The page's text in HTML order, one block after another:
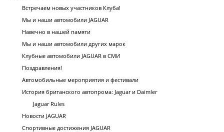
Встречаем новых участников Клуба!
Мы и наши автомобили JAGUAR
Навечно в нашей памяти
Мы и наши автомобили других марок
Клубные автомобили JAGUAR в СМИ
Поздравления!
Автомобильные мероприятия и фестивали
История британского автопрома: Jaguar и Daimler
Jaguar Rules
Новости JAGUAR
Спортивные достижения JAGUAR